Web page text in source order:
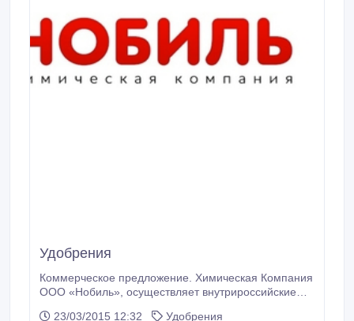
Удобрения
Коммерческое предложение. Химическая Компания
ООО «Нобиль», осуществляет внутрироссийские
23/03/2015 12:32
Удобрения